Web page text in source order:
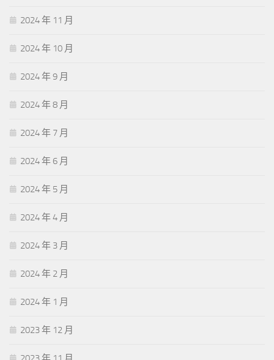
2024 年 11 月
2024 年 10 月
2024 年 9 月
2024 年 8 月
2024 年 7 月
2024 年 6 月
2024 年 5 月
2024 年 4 月
2024 年 3 月
2024 年 2 月
2024 年 1 月
2023 年 12 月